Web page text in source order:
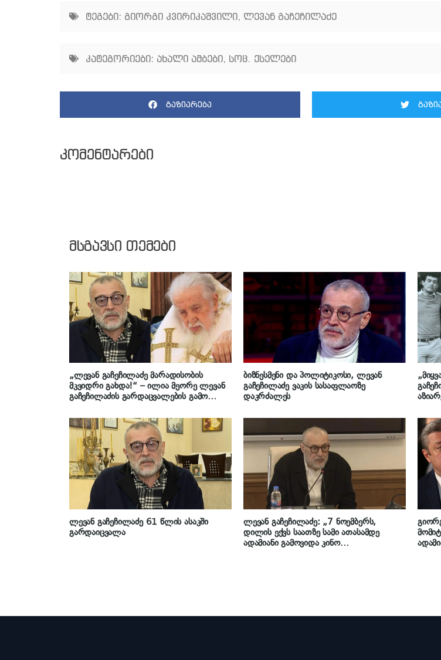
ტეგები: გიორგი კვირიკაშვილი, ლევან გაჩეჩილაძე
კატეგორიები: ახალი ამბები, სოც. ქსელები
გაზიარება
კომენტარები
მსგავსი თემები
„ლევან გაჩეჩილაძე მარადისობის
მკვიდრი გახდა!“ – ილია მეორე ლევან
გაჩეჩილაძის გარდაცვალების გამო
წერილს ავრცელებს
ბიზნესმენი და პოლიტიკოსი, ლევან
გაჩეჩილაძე ვაკის სასაფლაოზე
დაკრძალეს
ლევან გაჩეჩილაძე 61 წლის ასაკში
გარდაიცვალა
ლევან გაჩეჩილაძე: „7 ნოემბერს,
დილის ექვს საათზე სამი ათასამდე
ადამიანი გამოვიდა კინო